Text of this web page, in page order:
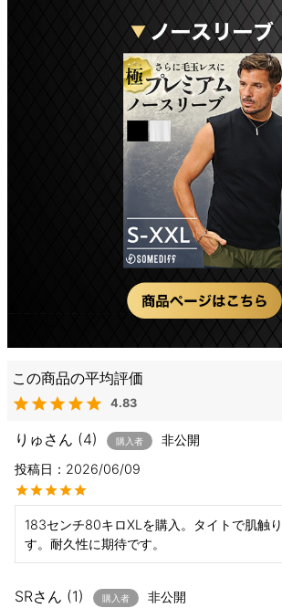
4.83
りゅ 4 購入者
非公開
投稿日
2026/06/09
183センチ80キロXLを購入。タイトで肌触
す。耐久性に期待です。
SR 1 購入者
非公開